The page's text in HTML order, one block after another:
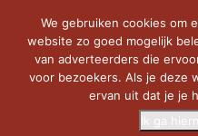
We gebruiken cookies om
website zo goed mogelijk
van adverteerders die
voor bezoekers. Als je deze
ervan uit dat je je
Ik ga